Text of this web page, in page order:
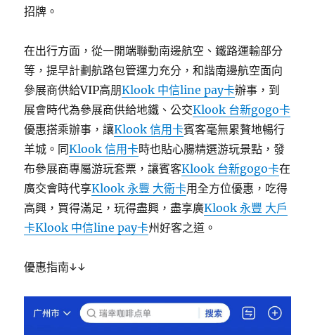
招牌。
在出行方面，從一開端聯動南邊航空、鐵路運輸部分
等，提早計劃航路包管運力充分，和諧南邊航空面向
參展商供給VIP高朋Klook 中信line pay卡辦事，到
展會時代為參展商供給地鐵、公交Klook 台新gogo卡
優惠搭乘辦事，讓Klook 信用卡賓客毫無累贅地暢行
羊城。同Klook 信用卡時也貼心腸精選游玩景點，發
布參展商專屬游玩套票，讓賓客Klook 台新gogo卡在
廣交會時代享Klook 永豐 大衛卡用全方位優惠，吃得
高興，買得滿足，玩得盡興，盡享廣Klook 永豐 大戶
卡Klook 中信line pay卡州好客之道。
優惠指南↓↓